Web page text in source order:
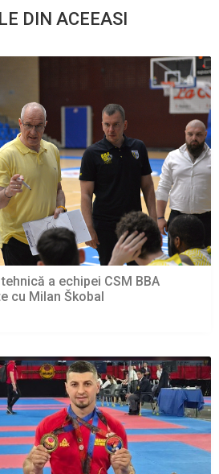
DIN ACEEASI
a echipei CSM BBA
cu Milan Škobal